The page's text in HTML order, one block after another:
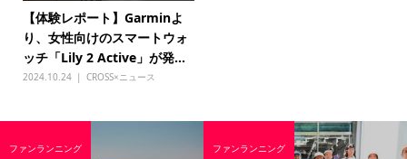
【体験レポート】Garminよ
り、女性向けのスマートウォ
ッチ「Lily 2 Active」が発...
2024.10.24 CROSS×ニュース
ファンランニング ファンランニング